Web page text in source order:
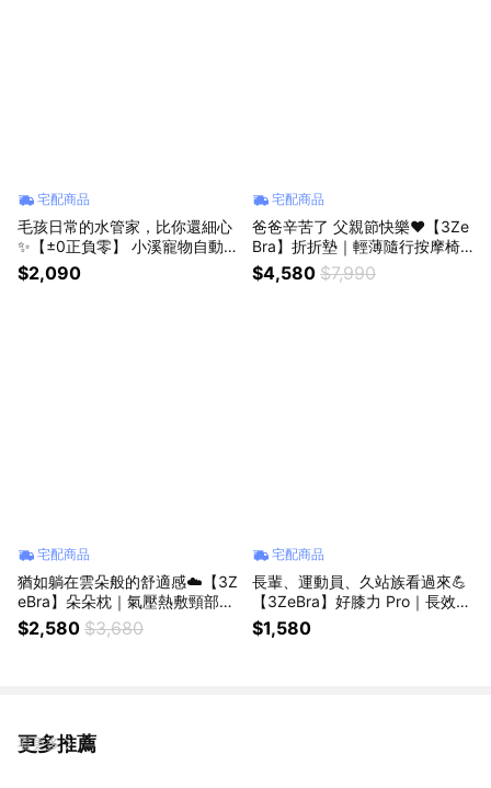
宅配商品
毛孩日常的水管家，比你還細心
✨【±0正負零】 小溪寵物自動飲
水機|三層濾軟水|透白|KP30 (S
HOPPING99)
$2,090
宅配商品
爸爸辛苦了 父親節快樂❤️【3Ze
Bra】折折墊｜輕薄隨行按摩椅
墊✨超輕薄折疊設計，貼合身形
精準按壓✨ (SHOPPING99)
$4,580 $7,990
宅配商品
猶如躺在雲朵般的舒適感☁️【3Z
eBra】朵朵枕｜氣壓熱敷頸部按
摩器✨立體滾輪揉捏✨ 6片 3D
分層氣囊 (SHOPPING99)
$2,580 $3,680
宅配商品
長輩、運動員、久站族看過來💪
【3ZeBra】好膝力 Pro｜長效鎖
溫膝部按摩器✨三種震動按摩模
式✨工作辛苦了 (SHOPPING99)
$1,580
更多推薦
看更多